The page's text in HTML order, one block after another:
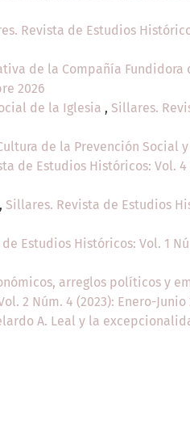
Revista de Estudios
de la Compañía Fundidora
2026
de la Iglesia , Sillares.
de la Prevención Social
de Estudios Históricos: Vol. 4
, Sillares. Revista de Estudios
Estudios Históricos: Vol. 1
arreglos políticos y
2 Núm. 4 (2023): Enero-Junio
A. Leal y la